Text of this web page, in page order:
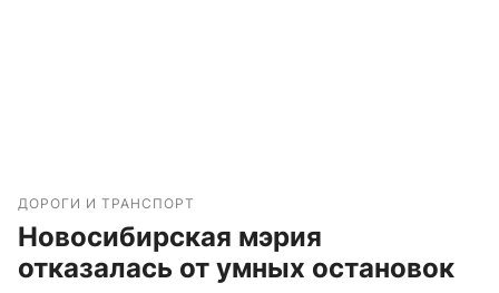
ДОРОГИ И ТРАНСПОРТ
Новосибирская мэрия
отказалась от умных остановок